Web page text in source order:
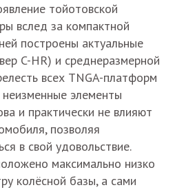
тойотовской
вслед за компактной
построены актуальные
C-HR) и среднеразмерной
всех TNGA-платформ
элементы
и практически не влияют
позволяя
в свой удовольствие.
максимально низко
колёсной базы, а сами